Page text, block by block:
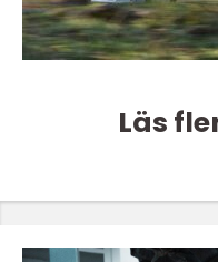
Läs